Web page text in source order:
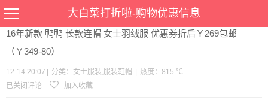
大白菜打折啦-购物优惠信息
当前位置： 优惠>女士服装服装鞋帽>文章详情
16年新款 鸭鸭 长款连帽 女士羽绒服 优惠券折后￥269包邮
（￥349-80）
12-14 20:07 分类： 女士服装, 服装鞋帽
热度：815 ℃
已关闭评论
加入收藏